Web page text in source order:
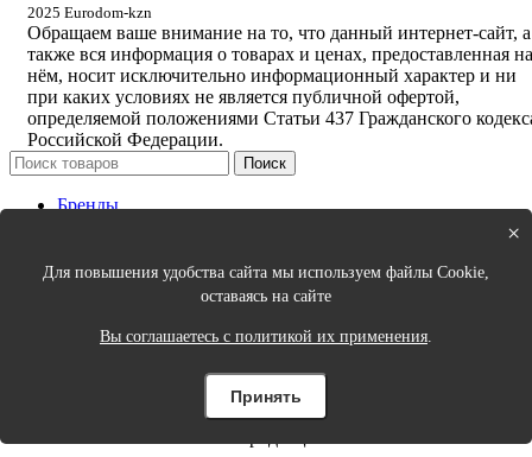
2025 Eurodom-kzn
Обращаем ваше внимание на то, что данный интернет-сайт, а
также вся информация о товарах и ценах, предоставленная на
нём, носит исключительно информационный характер и ни
при каких условиях не является публичной офертой,
определяемой положениями Статьи 437 Гражданского
Российской Федерации.
Поиск
Бренды
Спальня
Порядок в доме
Одежда для дома и аксессуары
Цены на сайте могут быть неактуальные, уточняйте цены у
×
Для повышения удобства сайта мы используем файлы Cookie,
оставаясь на сайте
Вы соглашаетесь с политикой их применения.
Принять